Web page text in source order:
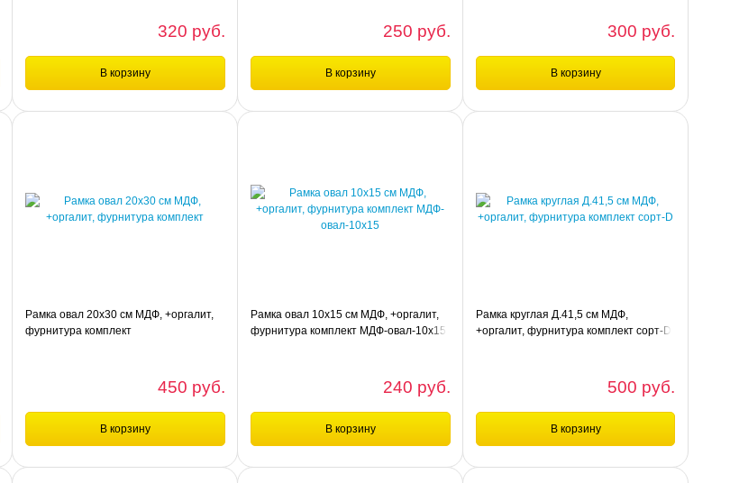
320 руб.
В корзину
250 руб.
В корзину
300 руб.
В корзину
Рамка овал 20х30 см МДФ, +оргалит,
фурнитура комплект
450 руб.
В корзину
Рамка овал 10х15 см МДФ, +оргалит,
фурнитура комплект МДФ-овал-10х15
240 руб.
В корзину
Рамка круглая Д.41,5 см МДФ,
+оргалит, фурнитура комплект сорт-D
500 руб.
В корзину